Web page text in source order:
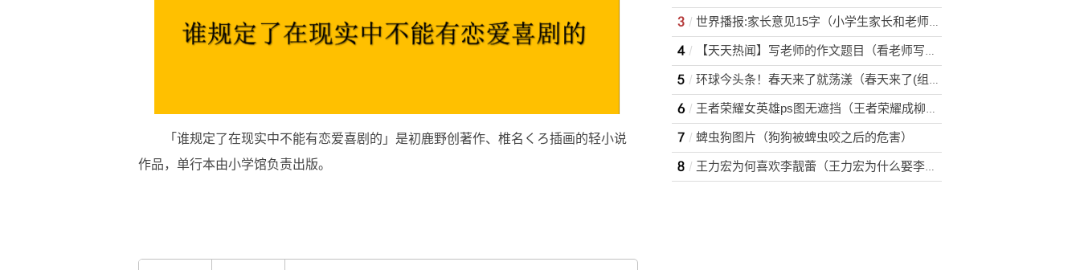
「谁规定了在现实中不能有恋爱喜剧的」是初鹿野创著作、椎名くろ插画的轻小说
作品，单行本由小学馆负责出版。
世界播报:家长意见15字（小学生家长和老师反馈意见精选）
【天天热闻】写老师的作文题目（看老师写中招热门题目）
环球今头条！春天来了就荡漾（春天来了(组诗)）
王者荣耀女英雄ps图无遮挡（王者荣耀成柳岩新爱好）
蜱虫狗图片（狗狗被蜱虫咬之后的危害）
王力宏为何喜欢李靓蕾（王力宏为什么娶李靓蕾）